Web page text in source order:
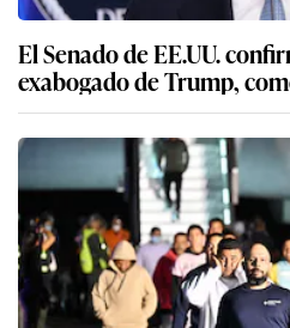
El Senado de EE.UU.
exabogado de Trump,